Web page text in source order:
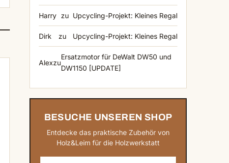
Harry zu Upcycling-Projekt: Kleines Regal
Dirk zu Upcycling-Projekt: Kleines Regal
Alexzu
Ersatzmotor für DeWalt DW50 und
DW1150 [UPDATE]
BESUCHE UNSEREN SHOP
Entdecke das praktische Zubehör von
Holz&Leim für die Holzwerkstatt